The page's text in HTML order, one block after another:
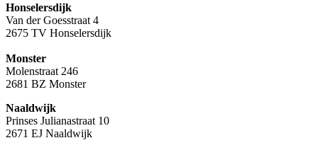
Honselersdijk
Van der Goesstraat 4
2675 TV Honselersdijk
Monster
Molenstraat 246
2681 BZ Monster
Naaldwijk
Prinses Julianastraat 10
2671 EJ Naaldwijk